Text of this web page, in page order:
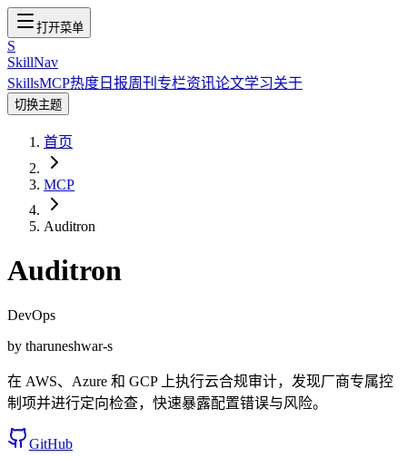
打开菜单
S
SkillNav
SkillsMCP热度 日报周刊 专栏资讯论文学习关于
切换主题
首页
MCP
Auditron
Auditron
DevOps
by tharuneshwar-s
在 AWS、Azure 和 GCP 上执行云合规审计，发现厂商专属控
制项并进行定向检查，快速暴露配置错误与风险。
GitHub